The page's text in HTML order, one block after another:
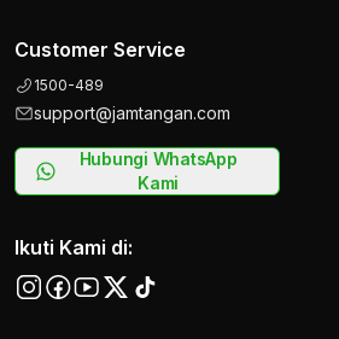
Customer Service
1500-489
support@jamtangan.com
Hubungi WhatsApp
Kami
Ikuti Kami di: